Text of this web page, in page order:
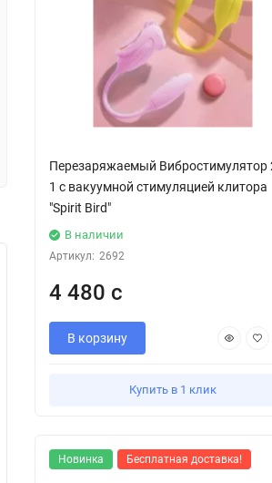
Перезаряжаемый Вибростимулятор
1 с вакуумной стимуляцией клитора
"Spirit Bird"
В наличии
Артикул: 2692
4 480 с
В корзину
Купить в 1 клик
Новинка Бесплатная доставка!